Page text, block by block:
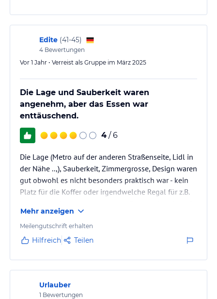
Edite (41-45)
4 Bewertungen
Vor 1 Jahr • Verreist als Gruppe im März 2025
Die Lage und Sauberkeit waren
angenehm, aber das Essen war
enttäuschend.
4 / 6
Die Lage (Metro auf der anderen Straßenseite, Lidl in
der Nähe ..,), Sauberkeit, Zimmergrosse, Design waren
gut obwohl es nicht besonders praktisch war - kein
Platz für die Koffer oder irgendwelche Regal für z.B.
war. Ich fand es insgesamt nicht schlecht, aber keine
4Sterne wert.
Mehr anzeigen
Meilengutschrift erhalten
Hilfreich Teilen
Urlauber
1 Bewertungen